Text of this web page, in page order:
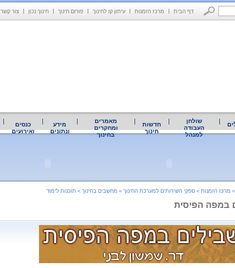
דף הבית מרכז הזמנות עיתון קו לחינוך פורום חינוך חינוך נכון צור קשר
שולחן
העבודה
למנהל
חדשות
חינוך
מאמרים
ומחקרים
בחינוך
מידע
ונתונים
כנסים
ואירועים
> מרכז הזמנות > ספקי השירותים למערכת החינוך > מחשבים בחינוך > תוכנות לימוד
במפה הפיסית